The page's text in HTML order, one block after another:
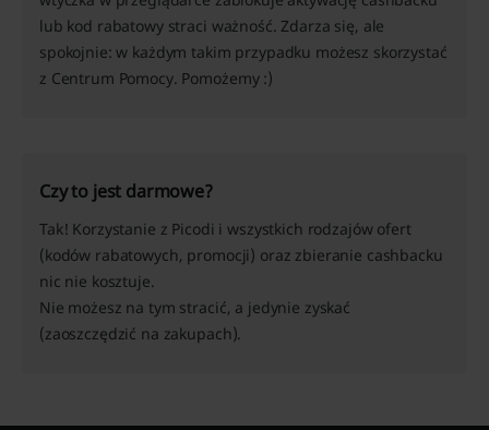
lub kod rabatowy straci ważność. Zdarza się, ale
spokojnie: w każdym takim przypadku możesz skorzystać
z Centrum Pomocy. Pomożemy :)
Czy to jest darmowe?
Tak! Korzystanie z Picodi i wszystkich rodzajów ofert
(kodów rabatowych, promocji) oraz zbieranie cashbacku
nic nie kosztuje.
Nie możesz na tym stracić, a jedynie zyskać
(zaoszczędzić na zakupach).